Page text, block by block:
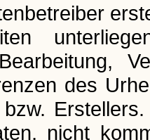
des
nicht